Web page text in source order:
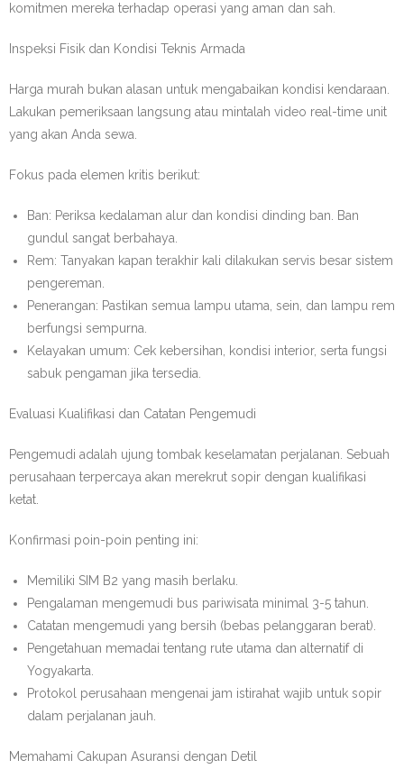
komitmen mereka terhadap operasi yang aman dan sah.
Inspeksi Fisik dan Kondisi Teknis Armada
Harga murah bukan alasan untuk mengabaikan kondisi kendaraan.
Lakukan pemeriksaan langsung atau mintalah video real-time unit
yang akan Anda sewa.
Fokus pada elemen kritis berikut:
Ban: Periksa kedalaman alur dan kondisi dinding ban. Ban
gundul sangat berbahaya.
Rem: Tanyakan kapan terakhir kali dilakukan servis besar sistem
pengereman.
Penerangan: Pastikan semua lampu utama, sein, dan lampu rem
berfungsi sempurna.
Kelayakan umum: Cek kebersihan, kondisi interior, serta fungsi
sabuk pengaman jika tersedia.
Evaluasi Kualifikasi dan Catatan Pengemudi
Pengemudi adalah ujung tombak keselamatan perjalanan. Sebuah
perusahaan terpercaya akan merekrut sopir dengan kualifikasi
ketat.
Konfirmasi poin-poin penting ini:
Memiliki SIM B2 yang masih berlaku.
Pengalaman mengemudi bus pariwisata minimal 3-5 tahun.
Catatan mengemudi yang bersih (bebas pelanggaran berat).
Pengetahuan memadai tentang rute utama dan alternatif di
Yogyakarta.
Protokol perusahaan mengenai jam istirahat wajib untuk sopir
dalam perjalanan jauh.
Memahami Cakupan Asuransi dengan Detil